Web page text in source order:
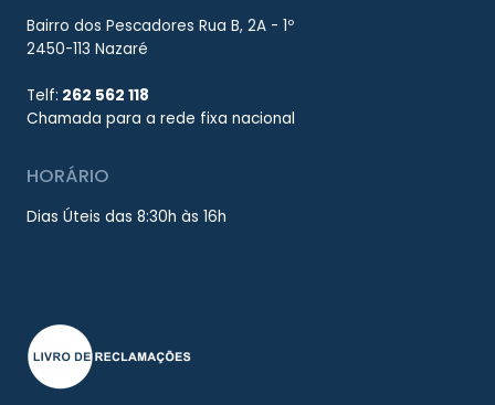
Bairro dos Pescadores Rua B, 2A - 1º
2450-113 Nazaré
Telf: 262 562 118
Chamada para a rede fixa nacional
HORÁRIO
Dias Úteis das 8:30h às 16h